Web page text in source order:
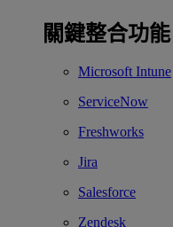
關鍵整合功能
Microsoft Intune
ServiceNow
Freshworks
Jira
Salesforce
Zendesk